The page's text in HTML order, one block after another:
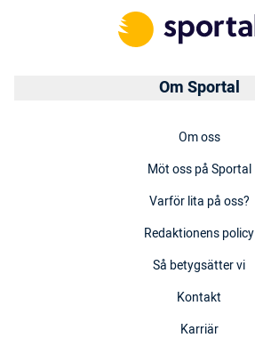
Om Sportal
Om oss
Möt oss på Sportal
Varför lita på oss?
Redaktionens policy
Så betygsätter vi
Kontakt
Karriär